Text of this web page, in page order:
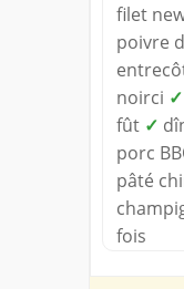
filet
poivre
noirci ✓
fût ✓
porc
pâté
fois